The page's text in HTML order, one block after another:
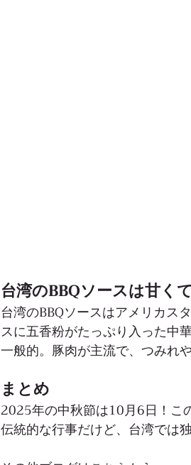
台湾のBBQソースは甘く
台湾のBBQソースはアメリカス
スに五香粉がたっぷり入った中
一般的。豚肉が主流で、つみれ
まとめ
2025年の中秋節は10月6日！こ
伝統的な行事だけど、台湾では